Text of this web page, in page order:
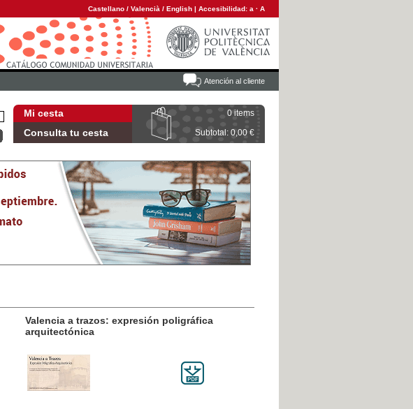
Castellano / Valencià / English | Accesibilidad: a · A
Atención al cliente
Mi cesta 0 items
Consulta tu cesta Subtotal: 0,00 €
Valencia a trazos: expresión poligráfica
arquitectónica